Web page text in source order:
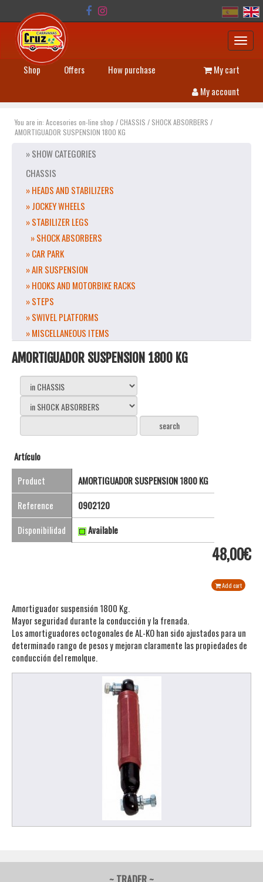
Shop Offers How purchase
My cart
My account
You are in: Accesories on-line shop /CHASSIS / SHOCK ABSORBERS /
AMORTIGUADOR SUSPENSION 1800 KG
» SHOW CATEGORIES
CHASSIS
» HEADS AND STABILIZERS
» JOCKEY WHEELS
» STABILIZER LEGS
» SHOCK ABSORBERS
» CAR PARK
» AIR SUSPENSION
» HOOKS AND MOTORBIKE RACKS
» STEPS
» SWIVEL PLATFORMS
» MISCELLANEOUS ITEMS
AMORTIGUADOR SUSPENSION 1800 KG
Artículo
Product
AMORTIGUADOR SUSPENSION 1800 KG
Reference
0902120
Disponibilidad
Available
48,00€
Add cart
Amortiguador suspensión 1800 Kg.
Mayor seguridad durante la conducción y la frenada.
Los amortiguadores octogonales de AL-KO han sido ajustados para un
determinado rango de pesos y mejoran claramente las propiedades de
conducción del remolque.